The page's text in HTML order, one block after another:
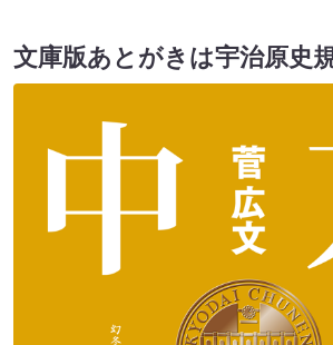
文庫版あとがきは宇治原史規